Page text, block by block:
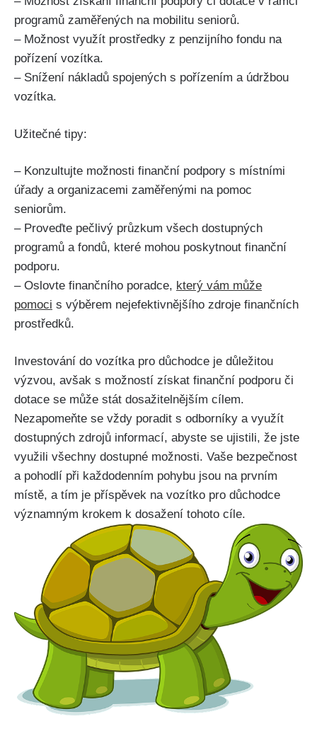
programů zaměřených na mobilitu seniorů.
– Možnost využít prostředky z penzijního fondu na
pořízení vozítka.
– Snížení nákladů spojených s pořízením a údržbou
vozítka.
Užitečné tipy:
– Konzultujte možnosti finanční podpory s místními
úřady a organizacemi zaměřenými na pomoc
seniorům.
– Proveďte pečlivý průzkum všech dostupných
programů a fondů, které mohou poskytnout finanční
podporu.
– Oslovte finančního poradce, který vám může
pomoci s výběrem nejefektivnějšího zdroje finančních
prostředků.
Investování do vozítka pro důchodce je důležitou
výzvou, avšak s možností získat finanční podporu či
dotace se může stát dosažitelnějším cílem.
Nezapomeňte se vždy poradit s odborníky a využít
dostupných zdrojů informací, abyste se ujistili, že jste
využili všechny dostupné možnosti. Vaše bezpečnost
a pohodlí při každodenním pohybu jsou na prvním
místě, a tím je příspěvek na vozítko pro důchodce
významným krokem k dosažení tohoto cíle.